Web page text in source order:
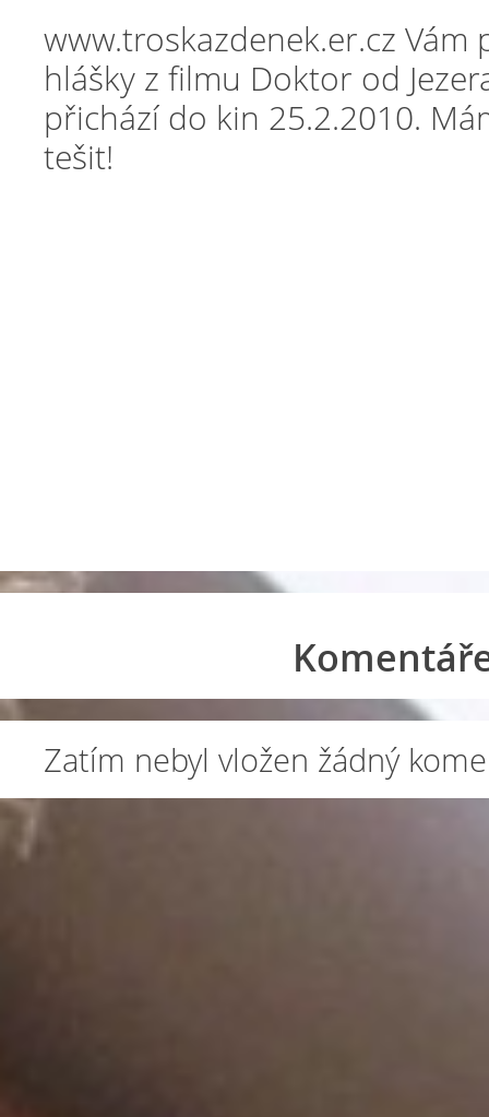
www.troskazdenek.er.cz
hlášky z filmu Doktor od
přichází do kin 25.2.2010.
tešit!
Zatím nebyl vložen žádný